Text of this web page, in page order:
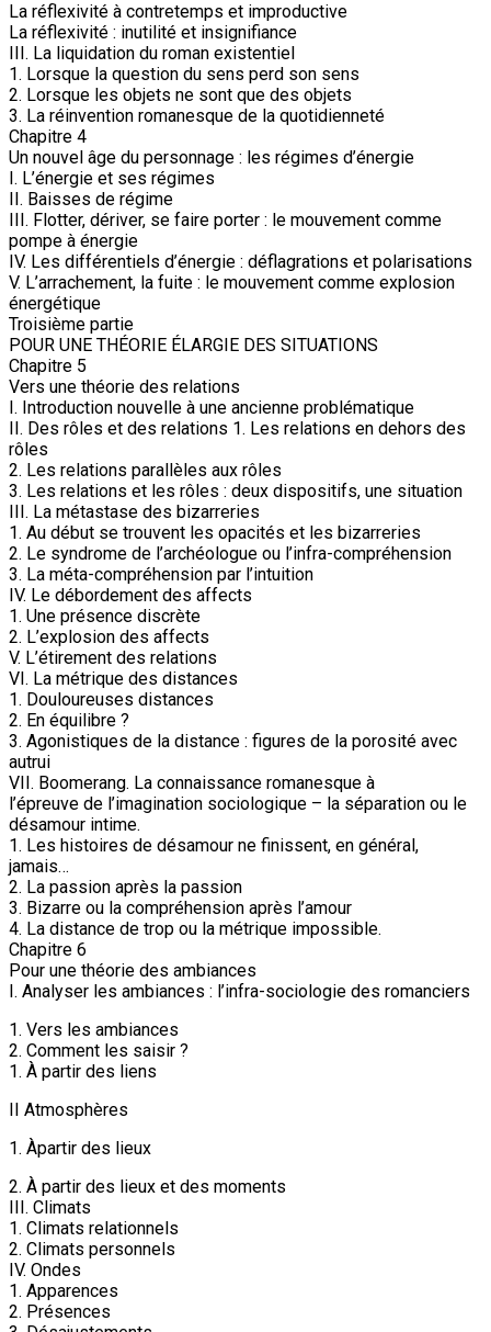
La réflexivité à contretemps et improductive
La réflexivité : inutilité et insignifiance
III. La liquidation du roman existentiel
1. Lorsque la question du sens perd son sens
2. Lorsque les objets ne sont que des objets
3. La réinvention romanesque de la quotidienneté
Chapitre 4
Un nouvel âge du personnage : les régimes d’énergie
I. L’énergie et ses régimes
II. Baisses de régime
III. Flotter, dériver, se faire porter : le mouvement comme
pompe à énergie
IV. Les différentiels d’énergie : déflagrations et polarisations
V. L’arrachement, la fuite : le mouvement comme explosion
énergétique
Troisième partie
POUR UNE THÉORIE ÉLARGIE DES SITUATIONS
Chapitre 5
Vers une théorie des relations
I. Introduction nouvelle à une ancienne problématique
II. Des rôles et des relations 1. Les relations en dehors des
rôles
2. Les relations parallèles aux rôles
3. Les relations et les rôles : deux dispositifs, une situation
III. La métastase des bizarreries
1. Au début se trouvent les opacités et les bizarreries
2. Le syndrome de l’archéologue ou l’infra-compréhension
3. La méta-compréhension par l’intuition
IV. Le débordement des affects
1. Une présence discrète
2. L’explosion des affects
V. L’étirement des relations
VI. La métrique des distances
1. Douloureuses distances
2. En équilibre ?
3. Agonistiques de la distance : figures de la porosité avec
autrui
VII. Boomerang. La connaissance romanesque à
l’épreuve de l’imagination sociologique – la séparation ou le
désamour intime.
1. Les histoires de désamour ne finissent, en général,
jamais…
2. La passion après la passion
3. Bizarre ou la compréhension après l’amour
4. La distance de trop ou la métrique impossible.
Chapitre 6
Pour une théorie des ambiances
I. Analyser les ambiances : l’infra-sociologie des romanciers
1. Vers les ambiances
2. Comment les saisir ?
1. À partir des liens
II Atmosphères
1. Àpartir des lieux
2. À partir des lieux et des moments
III. Climats
1. Climats relationnels
2. Climats personnels
IV. Ondes
1. Apparences
2. Présences